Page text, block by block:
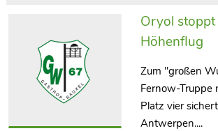
Oryol
Höhenflug
Zum "großen
Fernow-Truppe
Platz vier
Antwerpen....